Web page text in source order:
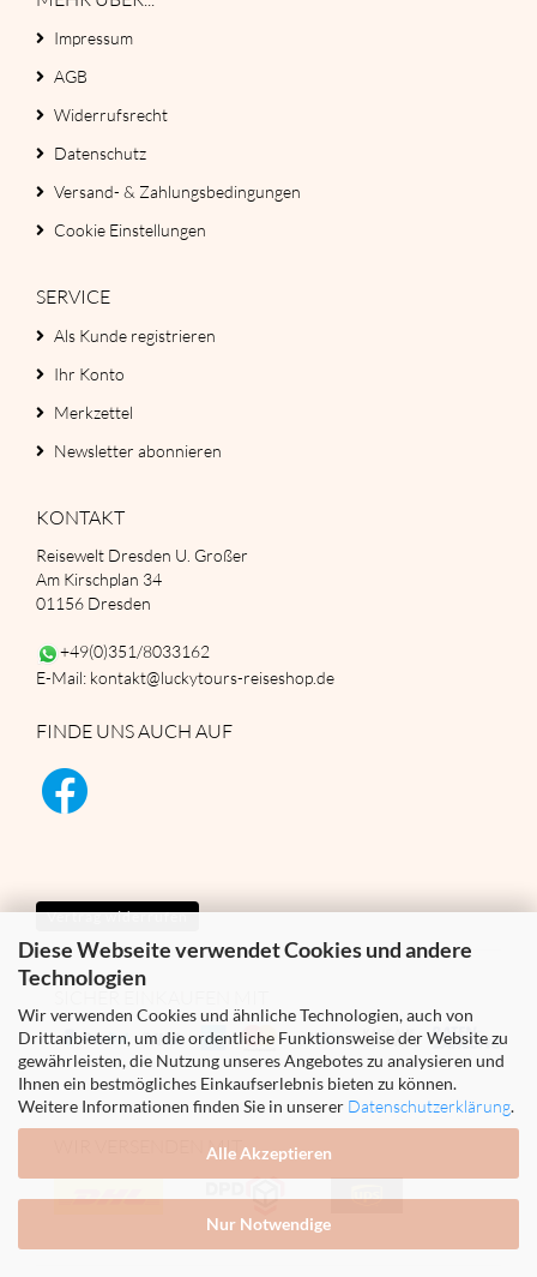
Diese Webseite verwendet Cookies und andere
Technologien
Wir verwenden Cookies und ähnliche Technologien, auch von
Drittanbietern, um die ordentliche Funktionsweise der Website zu
gewährleisten, die Nutzung unseres Angebotes zu analysieren und
Ihnen ein bestmögliches Einkaufserlebnis bieten zu können.
Weitere Informationen finden Sie in unserer Datenschutzerklärung.
Alle Akzeptieren
Nur Notwendige
Impressum
AGB
Widerrufsrecht
Datenschutz
Versand- & Zahlungsbedingungen
Cookie Einstellungen
SERVICE
Als Kunde registrieren
Ihr Konto
Merkzettel
Newsletter abonnieren
KONTAKT
Reisewelt Dresden U. Großer
Am Kirschplan 34
01156 Dresden
+49(0)351/8033162
E-Mail: kontakt@luckytours-reiseshop.de
FINDE UNS AUCH AUF
Vertrag widerrufen
SICHER EINKAUFEN MIT
WIR VERSENDEN MIT